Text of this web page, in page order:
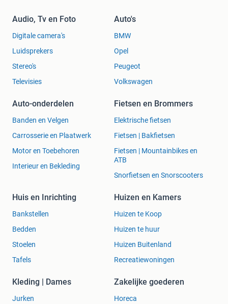
Audio, Tv en Foto
Digitale camera's
Luidsprekers
Stereo's
Televisies
Auto's
BMW
Opel
Peugeot
Volkswagen
Auto-onderdelen
Banden en Velgen
Carrosserie en Plaatwerk
Motor en Toebehoren
Interieur en Bekleding
Fietsen en Brommers
Elektrische fietsen
Fietsen | Bakfietsen
Fietsen | Mountainbikes en
ATB
Snorfietsen en Snorscooters
Huis en Inrichting
Bankstellen
Bedden
Stoelen
Tafels
Huizen en Kamers
Huizen te Koop
Huizen te huur
Huizen Buitenland
Recreatiewoningen
Kleding | Dames
Jurken
Zakelijke goederen
Horeca